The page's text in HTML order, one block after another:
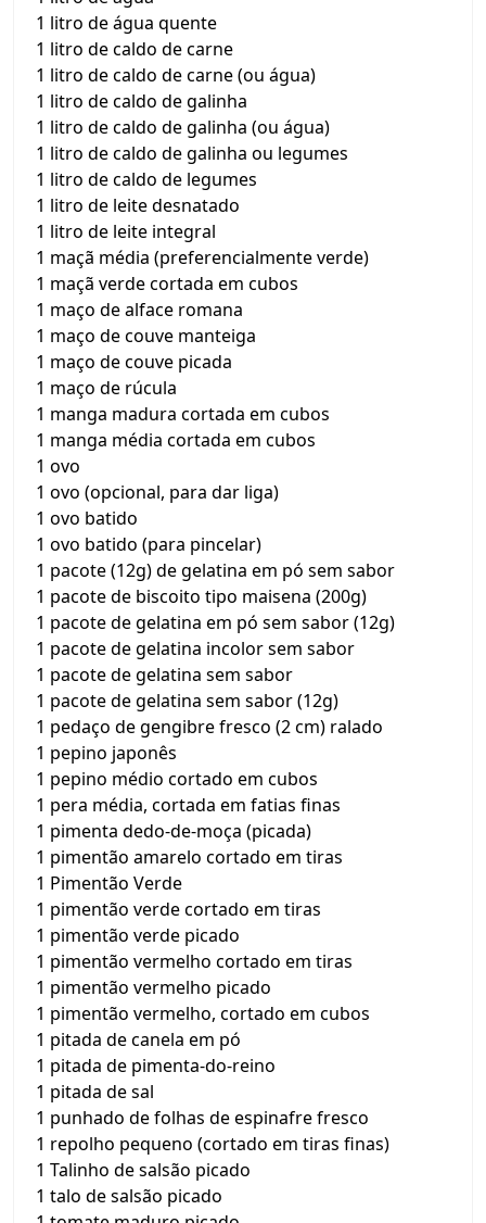
1 litro de água quente
1 litro de caldo de carne
1 litro de caldo de carne (ou água)
1 litro de caldo de galinha
1 litro de caldo de galinha (ou água)
1 litro de caldo de galinha ou legumes
1 litro de caldo de legumes
1 litro de leite desnatado
1 litro de leite integral
1 maçã média (preferencialmente verde)
1 maçã verde cortada em cubos
1 maço de alface romana
1 maço de couve manteiga
1 maço de couve picada
1 maço de rúcula
1 manga madura cortada em cubos
1 manga média cortada em cubos
1 ovo
1 ovo (opcional, para dar liga)
1 ovo batido
1 ovo batido (para pincelar)
1 pacote (12g) de gelatina em pó sem sabor
1 pacote de biscoito tipo maisena (200g)
1 pacote de gelatina em pó sem sabor (12g)
1 pacote de gelatina incolor sem sabor
1 pacote de gelatina sem sabor
1 pacote de gelatina sem sabor (12g)
1 pedaço de gengibre fresco (2 cm) ralado
1 pepino japonês
1 pepino médio cortado em cubos
1 pera média, cortada em fatias finas
1 pimenta dedo-de-moça (picada)
1 pimentão amarelo cortado em tiras
1 Pimentão Verde
1 pimentão verde cortado em tiras
1 pimentão verde picado
1 pimentão vermelho cortado em tiras
1 pimentão vermelho picado
1 pimentão vermelho, cortado em cubos
1 pitada de canela em pó
1 pitada de pimenta-do-reino
1 pitada de sal
1 punhado de folhas de espinafre fresco
1 repolho pequeno (cortado em tiras finas)
1 Talinho de salsão picado
1 talo de salsão picado